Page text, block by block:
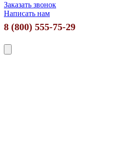
Заказать звонок
Написать нам
8 (800) 555-75-29